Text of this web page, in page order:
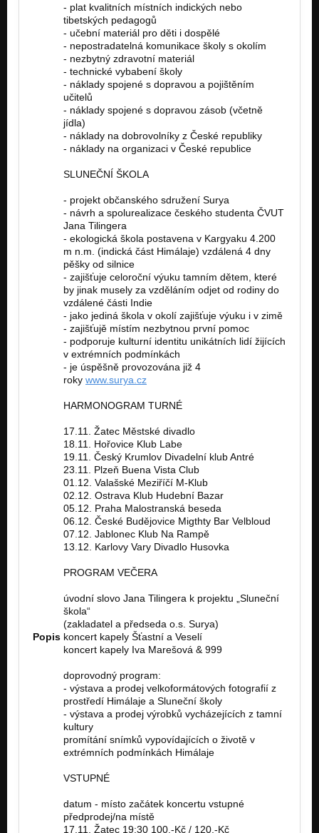
Popis
- plat kvalitních místních indických nebo
tibetských pedagogů
- učební materiál pro děti i dospělé
- nepostradatelná komunikace školy s okolím
- nezbytný zdravotní materiál
- technické vybabení školy
- náklady spojené s dopravou a pojištěním
učitelů
- náklady spojené s dopravou zásob (včetně
jídla)
- náklady na dobrovolníky z České republiky
- náklady na organizaci v České republice
SLUNEČNÍ ŠKOLA
- projekt občanského sdružení Surya
- návrh a spolurealizace českého studenta ČVUT
Jana Tilingera
- ekologická škola postavena v Kargyaku 4.200
m n.m. (indická část Himálaje) vzdálená 4 dny
pěšky od silnice
- zajišťuje celoroční výuku tamním dětem, které
by jinak musely za vzděláním odjet od rodiny do
vzdálené části Indie
- jako jediná škola v okolí zajišťuje výuku i v zimě
- zajišťujě místím nezbytnou první pomoc
- podporuje kulturní identitu unikátních lidí žijících
v extrémních podmínkách
- je úspěšně provozována již 4
roky www.surya.cz
HARMONOGRAM TURNÉ
17.11. Žatec Městské divadlo
18.11. Hořovice Klub Labe
19.11. Český Krumlov Divadelní klub Antré
23.11. Plzeň Buena Vista Club
01.12. Valašské Meziříčí M-Klub
02.12. Ostrava Klub Hudební Bazar
05.12. Praha Malostranská beseda
06.12. České Budějovice Migthty Bar Velbloud
07.12. Jablonec Klub Na Rampě
13.12. Karlovy Vary Divadlo Husovka
PROGRAM VEČERA
úvodní slovo Jana Tilingera k projektu „Sluneční
škola“
(zakladatel a předseda o.s. Surya)
koncert kapely Šťastní a Veselí
koncert kapely Iva Marešová & 999
doprovodný program:
- výstava a prodej velkoformátových fotografií z
prostředí Himálaje a Sluneční školy
- výstava a prodej výrobků vycházejících z tamní
kultury
promítání snímků vypovídajících o životě v
extrémních podmínkách Himálaje
VSTUPNÉ
datum - místo začátek koncertu vstupné
předprodej/na místě
17.11. Žatec 19:30 100,-Kč / 120,-Kč